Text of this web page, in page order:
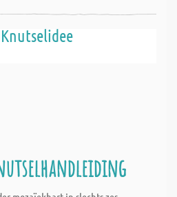
Knutselidee